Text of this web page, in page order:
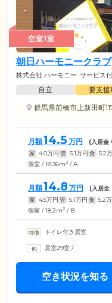
空室1室
朝日ハーモニークラブ
株式会社 ハーモニー サービス
自立 要支援
群馬県前橋市上新田町
月額14.5 万円 (入居金
家 4.0万円 管 5.1万円 食 5.2
個室 / 18.36m2 / A
月額14.8 万円 (入居金
家 4.5万円 管 5.1万円 食 5.2
個室 / 18.2m2 / B
トイレ付き居室
居室29室 /
空き状況を知る